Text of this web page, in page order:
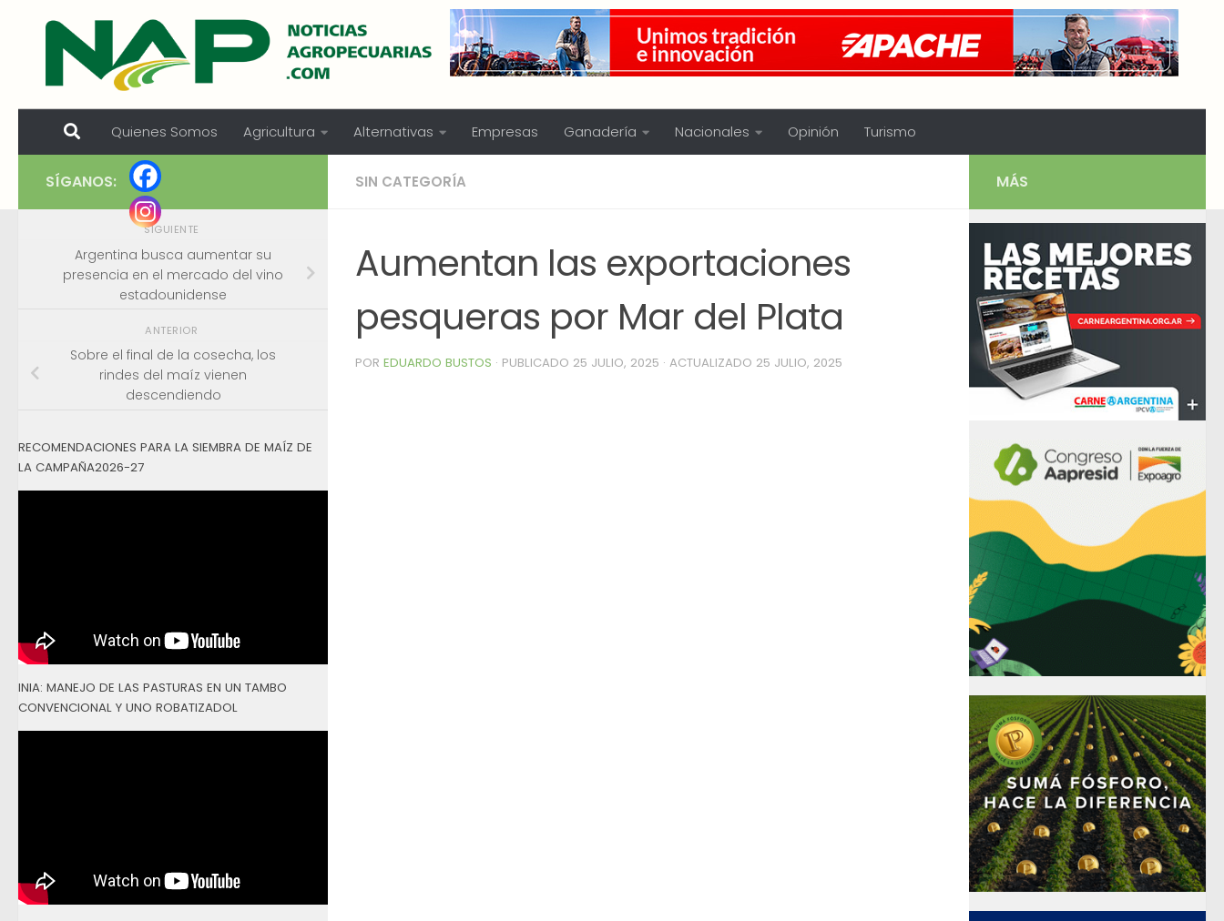
Skip to content
Quienes Somos Agricultura Alternativas Empresas Ganadería Nacionales Opinión Turismo
SIN CATEGORÍA
Aumentan las exportaciones
pesqueras por Mar del Plata
POR EDUARDO BUSTOS · PUBLICADO 25 JULIO, 2025 · ACTUALIZADO 25 JULIO, 2025
SÍGANOS:
SIGUIENTE
Argentina busca aumentar su
presencia en el mercado del vino
estadounidense
ANTERIOR
Sobre el final de la cosecha, los
rindes del maíz vienen
descendiendo
RECOMENDACIONES PARA LA SIEMBRA DE MAÍZ DE
LA CAMPAÑA2026-27
INIA: MANEJO DE LAS PASTURAS EN UN TAMBO
CONVENCIONAL Y UNO ROBATIZADOL
MÁS